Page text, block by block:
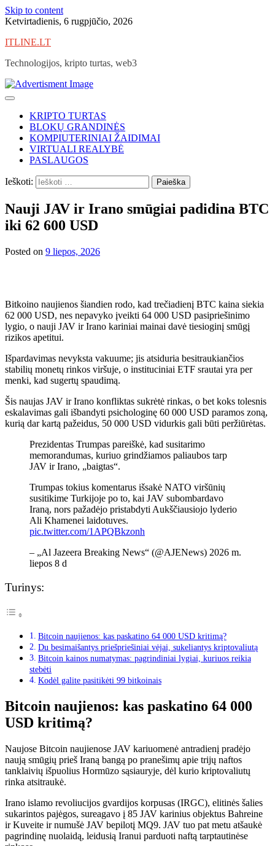
Skip to content
Ketvirtadienis, 6 rugpjūčio, 2026
ITLINE.LT
Technologijos, kripto turtas, web3
KRIPTO TURTAS
BLOKŲ GRANDINĖS
KOMPIUTERINIAI ŽAIDIMAI
VIRTUALI REALYBĖ
PASLAUGOS
Ieškoti:
Nauji JAV ir Irano smūgiai padidina BTC
iki 62 600 USD
Posted on 9 liepos, 2026
Bitkoino naujienos šiandien rodo, kad trečiadienį BTC kaina siekia
62 000 USD, nes nepavyko įveikti 64 000 USD pasipriešinimo
lygio, o nauji JAV ir Irano kariniai mainai davė tiesioginį smūgį
rizikos apetitui.
Išpardavimas nevyksta vakuume; jis atsiduria besitraukiančios
stabilių monetų rinkos viršuje, o instituciniai ETF srautai yra per
menki, kad sugertų spaudimą.
Šis naujas JAV ir Irano konfliktas sukrėtė rinkas, o bet koks tolesnis
eskalavimas gali išbandyti psichologinę 60 000 USD paramos zoną,
kurią dar kartą pažeidus, 50 000 USD vidurkis gali būti peržiūrėtas.
Prezidentas Trumpas pareiškė, kad susitarimo
memorandumas, kuriuo grindžiamos paliaubos tarp
JAV ir Irano, „baigtas“.
Trumpas tokius komentarus išsakė NATO viršūnių
susitikime Turkijoje po to, kai JAV subombardavo
Iraną, nors pažadėjo pristabdyti Aukščiausiojo lyderio
Ali Khamenei laidotuves.
pic.twitter.com/1APQBkzonh
– „Al Jazeera Breaking News“ (@AJENews) 2026 m.
liepos 8 d
Turinys:
Bitcoin naujienos: kas paskatino 64 000 USD kritimą?
Du besimaišantys priešpriešiniai vėjai, sukeliantys kriptovaliutą
Bitcoin kainos numatymas: pagrindiniai lygiai, kuriuos reikia
stebėti
Kodėl galite pasitikėti 99 bitkoinais
Bitcoin naujienos: kas paskatino 64 000
USD kritimą?
Naujose Bitcoin naujienose JAV kariuomenė antradienį pradėjo
naują smūgių prieš Iraną bangą po pranešimų apie trijų naftos
tanklaivių išpuolius Hormūzo sąsiauryje, dėl kurio kriptovaliutų
rinka atsitraukė.
Irano islamo revoliucijos gvardijos korpusas (IRGC), elitinės šalies
sukarintos pajėgos, sureagavo į 85 JAV karinius objektus Bahreine
ir Kuveite ir numušė JAV bepilotį MQ9. JAV tuo pat metu atšaukė
pagrindinę nuolaidą, leidusią Iranui parduoti naftą tarptautinėse